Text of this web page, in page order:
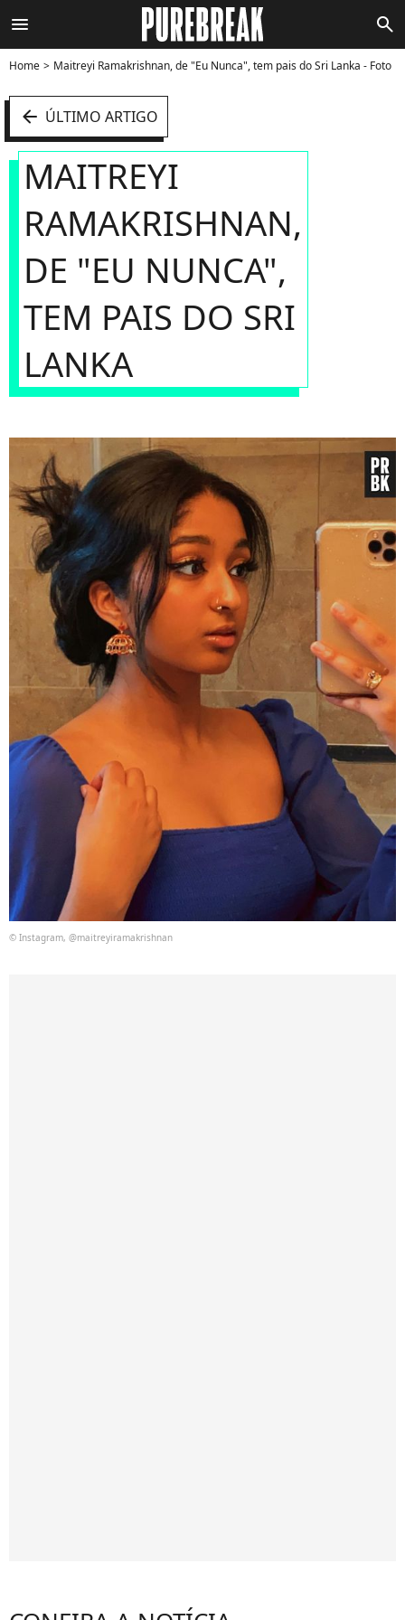
menu search
Home Maitreyi Ramakrishnan, de "Eu Nunca", tem pais do Sri Lanka - Foto
arrow_left ÚLTIMO ARTIGO
MAITREYI
RAMAKRISHNAN,
DE "EU NUNCA",
TEM PAIS DO SRI
LANKA
© Instagram, @maitreyiramakrishnan